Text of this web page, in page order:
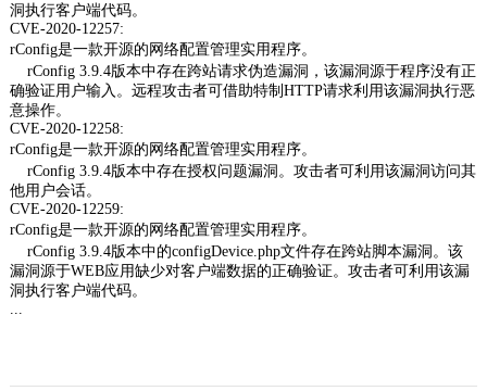
洞执行客户端代码。
CVE-2020-12257:
rConfig是一款开源的网络配置管理实用程序。
rConfig 3.9.4版本中存在跨站请求伪造漏洞，该漏洞源于程序没有正
确验证用户输入。远程攻击者可借助特制HTTP请求利用该漏洞执行恶
意操作。
CVE-2020-12258:
rConfig是一款开源的网络配置管理实用程序。
rConfig 3.9.4版本中存在授权问题漏洞。攻击者可利用该漏洞访问其
他用户会话。
CVE-2020-12259:
rConfig是一款开源的网络配置管理实用程序。
rConfig 3.9.4版本中的configDevice.php文件存在跨站脚本漏洞。该
漏洞源于WEB应用缺少对客户端数据的正确验证。攻击者可利用该漏
洞执行客户端代码。